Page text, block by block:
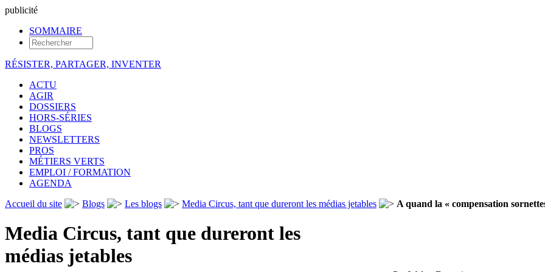
publicité
SOMMAIRE
RÉSISTER, PARTAGER, INVENTER
ACTU
AGIR
DOSSIERS
HORS-SÉRIES
BLOGS
NEWSLETTERS
PROS
MÉTIERS VERTS
EMPLOI / FORMATION
AGENDA
Accueil du site
Blogs Les blogs Media Circus, tant que dureront les médias jetables A quand la « compensation
Media Circus, tant que dureront les
médias jetables